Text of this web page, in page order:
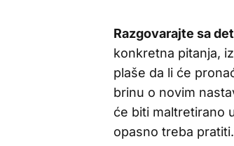
Razgovarajte sa
konkretna pitanja,
plaše da li će
brinu o novim
će biti maltretirano
opasno treba